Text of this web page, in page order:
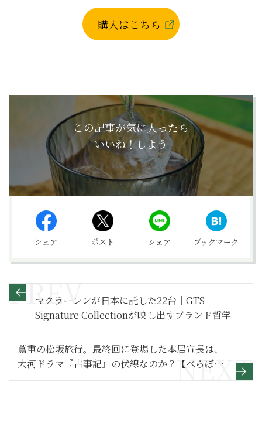
購入はこちら
この記事が気に入ったら
いいね！しよう
シェア ポスト シェア ブックマーク
マクラーレンが日本に託した22台｜GTS
Signature Collectionが映し出すブランド哲学
蔦重の松坂旅行。最終回に登場した本居宣長は、
大河ドラマ『古事記』の伏線なのか？【べらぼう
～蔦重栄華乃夢噺～ 満喫リポート】48